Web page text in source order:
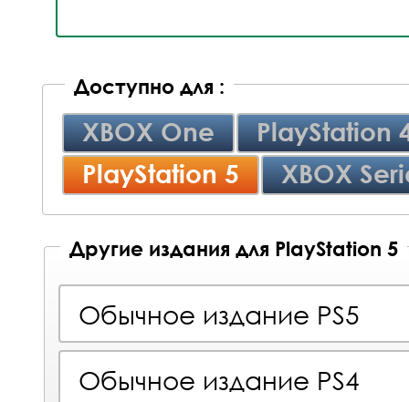
Доступно для :
XBOX One
PlayStation
PlayStation 5
XBOX
Другие издания для PlayStation 5
Обычное издание PS5
Обычное издание PS4